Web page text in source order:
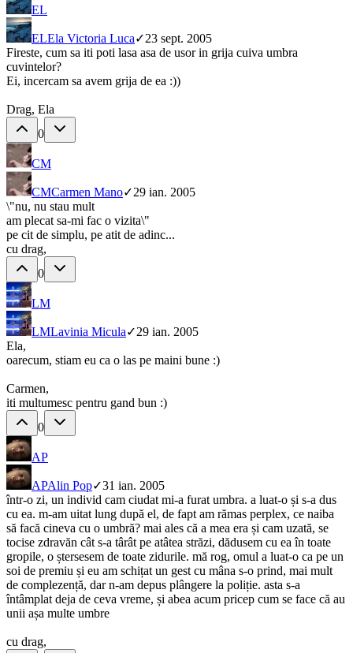
EL
ELEla Victoria Luca✓23 sept. 2005
Fireste, cum sa iti poti lasa asa de usor in grija cuiva umbra
cuvintelor?
Ei, incercam sa avem grija de ea :))
Drag, Ela
0
CM
CMCarmen Mano✓29 ian. 2005
\"nu, nu stau mult
am plecat sa-mi fac o vizita\"
pe cit de simplu, pe atit de adinc...
cu drag,
0
LM
LMLavinia Micula✓29 ian. 2005
Ela,
oarecum, stiam eu ca o las pe maini bune :)
Carmen,
iti multumesc pentru gand bun :)
0
AP
APAlin Pop✓31 ian. 2005
într-o zi, un individ cam ciudat mi-a furat umbra. a luat-o și s-a dus
cu ea. m-am uitat lung după el, de fapt am rămas perplex, ce naiba
să facă cineva cu o umbră? mai ales că a mea era și cam uzată, se
tocise zdravăn cât s-a târât pe atâtea străzi, dădusem cu ea în toate
gropile, o ștersesem de toate zidurile. mă rog, omul a luat-o ca pe un
soi de premiu și eu am schițat un gest cu mâna s-o prind, mai mult
de complezență, dar n-am depus plângere la poliție. asta s-a
întâmplat deja de ceva vreme, și abea acum pricep cum se face că au
unii așa multe umbre
cu drag,